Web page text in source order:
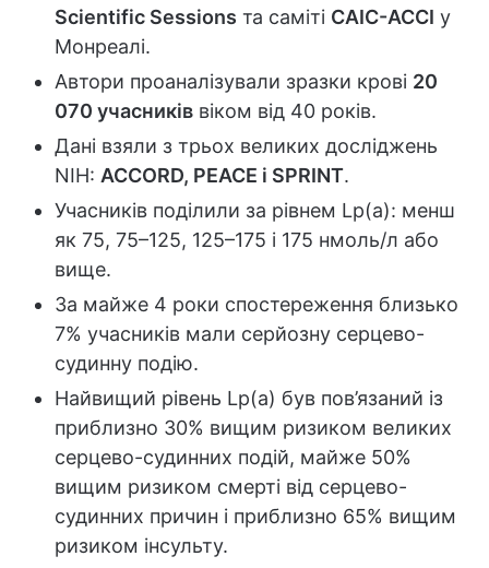
Scientific Sessions та саміті CAIC-ACCI у
Монреалі.
Автори проаналізували зразки крові 20
070 учасників віком від 40 років.
Дані взяли з трьох великих досліджень
NIH: ACCORD, PEACE і SPRINT.
Учасників поділили за рівнем Lp(a): менш
як 75, 75–125, 125–175 і 175 нмоль/л або
вище.
За майже 4 роки спостереження близько
7% учасників мали серйозну серцево-
судинну подію.
Найвищий рівень Lp(a) був пов’язаний із
приблизно 30% вищим ризиком великих
серцево-судинних подій, майже 50%
вищим ризиком смерті від серцево-
судинних причин і приблизно 65% вищим
ризиком інсульту.